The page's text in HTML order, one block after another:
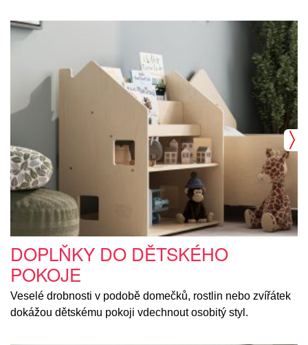
DOPLŇKY DO DĚTSKÉHO
POKOJE
Veselé drobnosti v podobě domečků, rostlin nebo zvířátek
dokážou dětskému pokoji vdechnout osobitý styl.